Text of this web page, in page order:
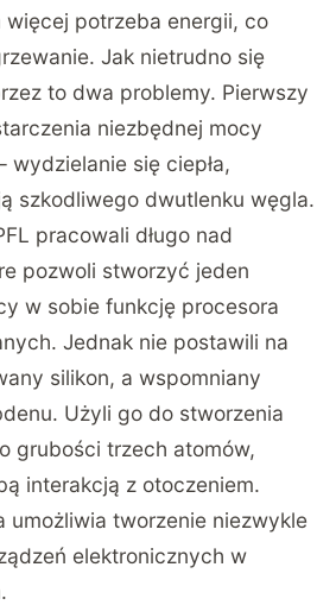
więcej potrzeba energii, co
Jak nietrudno się
to dwa problemy. Pierwszy
niezbędnej mocy
wydzielanie się ciepła,
szkodliwego dwutlenku węgla.
pracowali długo nad
pozwoli stworzyć jeden
w sobie funkcję procesora
Jednak nie postawili na
silikon, a wspomniany
Użyli go do stworzenia
grubości trzech atomów,
interakcją z otoczeniem.
umożliwia tworzenie niezwykle
elektronicznych w